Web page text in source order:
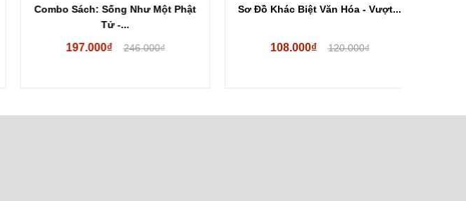
Combo Sách: Sống Như Một Phật
Tử -...
197.000₫ 246.000₫
Sơ Đồ Khác Biệt Văn Hóa - Vượt...
108.000₫ 120.000₫